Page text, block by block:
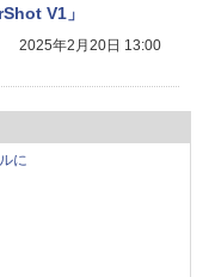
V1」
2025年2月20日 13:00
に